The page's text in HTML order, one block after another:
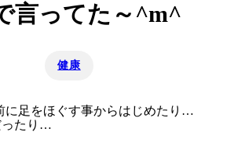
言ってた～^m^
健康
に足をほぐす事からはじめたり…
ったり…